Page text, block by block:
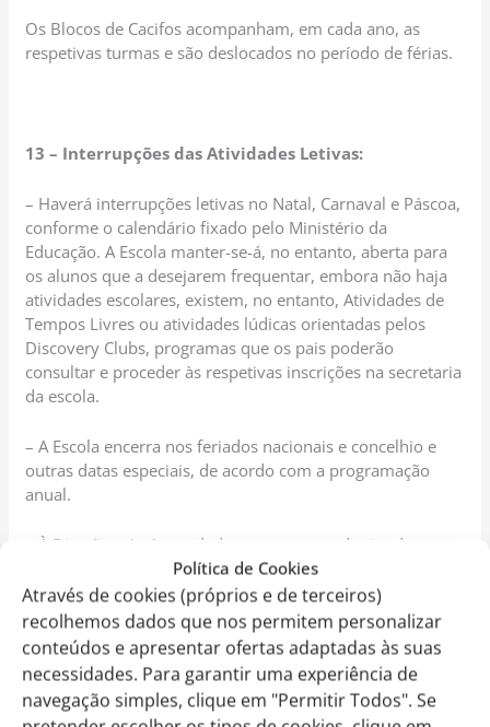
Política de Cookies
Através de cookies (próprios e de terceiros)
recolhemos dados que nos permitem personalizar
conteúdos e apresentar ofertas adaptadas às suas
necessidades. Para garantir uma experiência de
navegação simples, clique em "Permitir Todos". Se
Os Blocos de Cacifos acompanham, em cada ano, as
respetivas turmas e são deslocados no período de férias.
13 – Interrupções das Atividades Letivas:
– Haverá interrupções letivas no Natal, Carnaval e Páscoa,
conforme o calendário fixado pelo Ministério da
Educação. A Escola manter-se-á, no entanto, aberta para
os alunos que a desejarem frequentar, embora não haja
atividades escolares, existem, no entanto, Atividades de
Tempos Livres ou atividades lúdicas orientadas pelos
Discovery Clubs, programas que os pais poderão
consultar e proceder às respetivas inscrições na secretaria
da escola.
– A Escola encerra nos feriados nacionais e concelhio e
outras datas especiais, de acordo com a programação
anual.
– À Direção e às Autoridades reserva-se o direito de
encerrar a escola, no caso de surgimento de situações
excecionais, nomeadamente exames, epidemias, faltas de
água persistente, eletricidade, combustíveis, tumultos e
outras situações similares.
– Em caso de encerramento das instalações da escola por
determinação legal, calamidade pública ou força maior